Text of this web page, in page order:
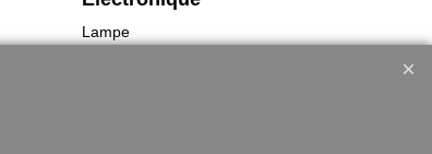
Lampe